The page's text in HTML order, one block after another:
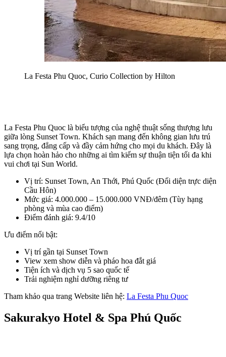
La Festa Phu Quoc, Curio Collection by Hilton
La Festa Phu Quoc là biểu tượng của nghệ thuật sống thượng lưu
giữa lòng Sunset Town. Khách sạn mang đến không gian lưu trú
sang trọng, đẳng cấp và đầy cảm hứng cho mọi du khách. Đây là
lựa chọn hoàn hảo cho những ai tìm kiếm sự thuận tiện tối đa khi
vui chơi tại Sun World.
Vị trí: Sunset Town, An Thới, Phú Quốc (Đối diện trực diện
Cầu Hôn)
Mức giá: 4.000.000 – 15.000.000 VNĐ/đêm (Tùy hạng
phòng và mùa cao điểm)
Điểm đánh giá: 9.4/10
Ưu điểm nổi bật:
Vị trí gần tại Sunset Town
View xem show diễn và pháo hoa đắt giá
Tiện ích và dịch vụ 5 sao quốc tế
Trải nghiệm nghỉ dưỡng riêng tư
Tham khảo qua trang Website liên hệ: La Festa Phu Quoc
Sakurakyo Hotel & Spa Phú Quốc